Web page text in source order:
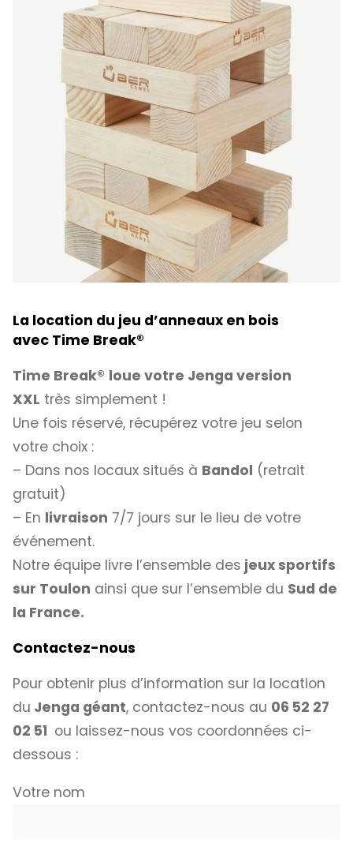
La location du jeu d’anneaux en bois
avec Time Break®
Time Break® loue votre Jenga version
XXL très simplement !
Une fois réservé, récupérez votre jeu selon
votre choix :
– Dans nos locaux situés à Bandol (retrait
gratuit)
– En livraison 7/7 jours sur le lieu de votre
événement.
Notre équipe livre l’ensemble des jeux sportifs
sur Toulon ainsi que sur l’ensemble du Sud de
la France.
Contactez-nous
Pour obtenir plus d’information sur la location
du Jenga géant, contactez-nous au 06 52 27
02 51 ou laissez-nous vos coordonnées ci-
dessous :
Votre nom